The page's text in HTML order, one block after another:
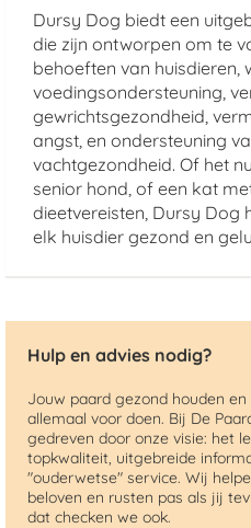
Dursy Dog biedt een
die zijn ontworpen om te
behoeften van huisdieren,
voedingsondersteuning,
gewrichtsgezondheid,
angst, en ondersteuning
vachtgezondheid. Of het
senior hond, of een kat
dieetvereisten, Dursy Dog
elk huisdier gezond en
Hulp en advies nodig?
Jouw paard gezond houden
allemaal voor doen. Bij De
gedreven door onze visie: het
topkwaliteit, uitgebreide
"ouderwetse" service. Wij
beloven en rusten pas als jij
dat checken we ook.